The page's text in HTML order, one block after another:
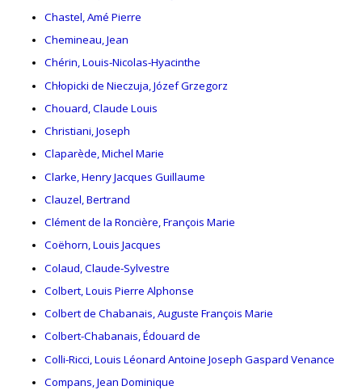
Chastel, Amé Pierre
Chemineau, Jean
Chérin, Louis-Nicolas-Hyacinthe
Chłopicki de Nieczuja, Józef Grzegorz
Chouard, Claude Louis
Christiani, Joseph
Claparède, Michel Marie
Clarke, Henry Jacques Guillaume
Clauzel, Bertrand
Clément de la Roncière, François Marie
Coëhorn, Louis Jacques
Colaud, Claude-Sylvestre
Colbert, Louis Pierre Alphonse
Colbert de Chabanais, Auguste François Marie
Colbert-Chabanais, Édouard de
Colli-Ricci, Louis Léonard Antoine Joseph Gaspard Venance
Compans, Jean Dominique